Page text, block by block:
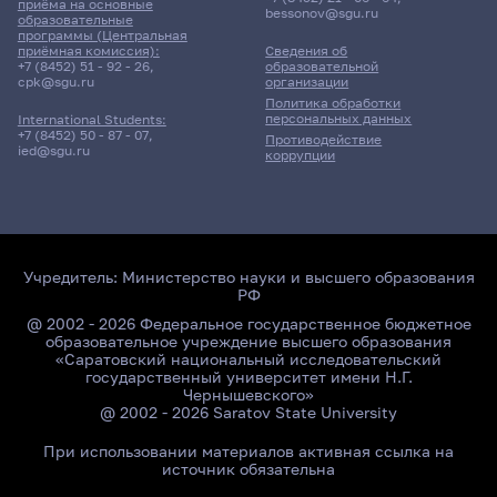
19 мая 2026 г. 8:20
Иностранный язык
19 мая 2026 г. 8:20
Зачет
Иностранный язык
131гр., ФФМиМТ
8 корпус, 409 комната
приёма на основные
образовательные
программы (Центральная
приёмная комиссия):
+7 (8452) 51 - 92 - 26,
cpk@sgu.ru
International Students:
+7 (8452) 50 - 87 - 07,
ied@sgu.ru
Сведения об
образовательной
организации
Политика обработки
персональных данных
Противодействие
коррупции
bessonov@sgu.ru
Учредитель: Министерство науки и высшего образования
РФ
@ 2002 - 2026 Федеральное государственное бюджетное
образовательное учреждение высшего образования
«Саратовский национальный исследовательский
государственный университет имени Н.Г.
Чернышевского»
@ 2002 - 2026 Saratov State University
При использовании материалов активная ссылка на
источник обязательна